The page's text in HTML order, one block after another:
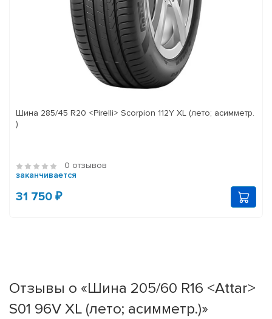
Шина 285/45 R20 <Pirelli> Scorpion 112Y XL (лето; асимметр.
)
0 отзывов
заканчивается
31 750 ₽
Отзывы о «Шина 205/60 R16 <Attar>
S01 96V XL (лето; асимметр.)»